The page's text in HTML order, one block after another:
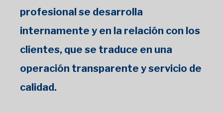
profesional se desarrolla
internamente y en la relación con los
clientes, que se traduce en una
operación transparente y servicio de
calidad.